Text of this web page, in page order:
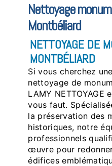
Nettoyage
Montbéliard
NETTOYAGE DE
MONTBÉLIARD
Si vous cherchez
nettoyage de
LAMY NETTOYAGE
vous faut.
la préservation des
historiques, notre
professionnels
œuvre pour
édifices